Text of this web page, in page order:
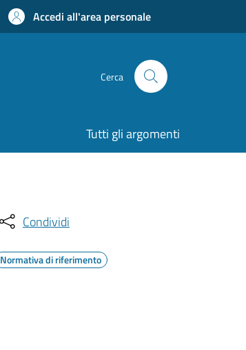
Accedi all'area personale
Cerca
Tutti gli argomenti
Condividi
Normativa di riferimento